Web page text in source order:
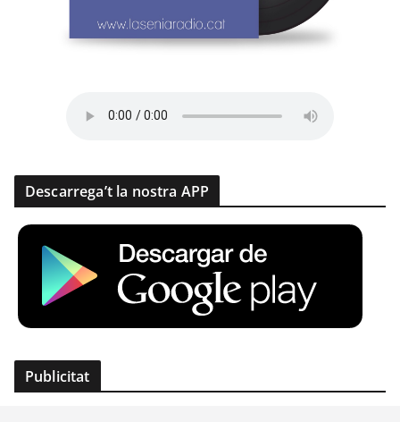
Descarrega’t la nostra APP
Publicitat